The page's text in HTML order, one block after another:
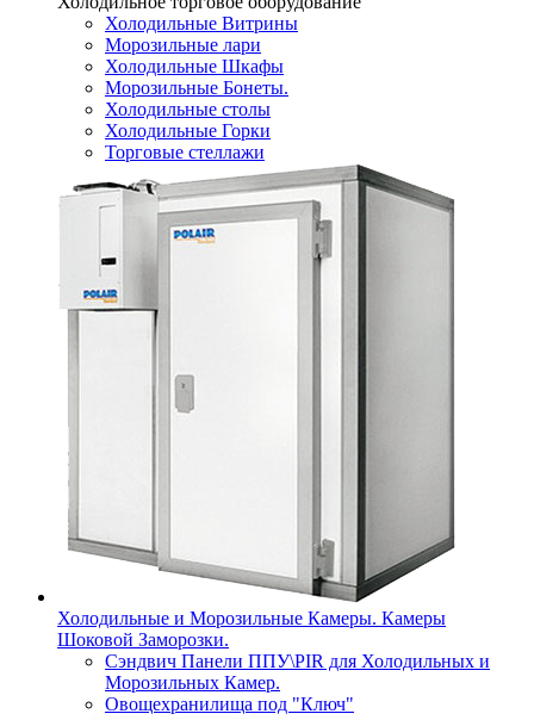
Холодильные Витрины
Морозильные лари
Холодильные Шкафы
Морозильные Бонеты.
Холодильные столы
Холодильные Горки
Торговые стеллажи
Холодильные и Морозильные Камеры. Камеры
Шоковой Заморозки.
Сэндвич Панели ППУ\PIR для Холодильных и
Морозильных Камер.
Овощехранилища под "Ключ"